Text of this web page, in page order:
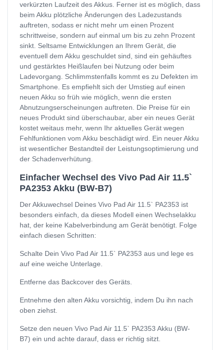
verkürzten Laufzeit des Akkus. Ferner ist es möglich, dass
beim Akku plötzliche Änderungen des Ladezustands
auftreten, sodass er nicht mehr um einen Prozent
schrittweise, sondern auf einmal um bis zu zehn Prozent
sinkt. Seltsame Entwicklungen an Ihrem Gerät, die
eventuell dem Akku geschuldet sind, sind ein gehäuftes
und gestärktes Heißlaufen bei Nutzung oder beim
Ladevorgang. Schlimmstenfalls kommt es zu Defekten im
Smartphone. Es empfiehlt sich der Umstieg auf einen
neuen Akku so früh wie möglich, wenn die ersten
Abnutzungserscheinungen auftreten. Die Preise für ein
neues Produkt sind überschaubar, aber ein neues Gerät
kostet weitaus mehr, wenn Ihr aktuelles Gerät wegen
Fehlfunktionen vom Akku beschädigt wird. Ein neuer Akku
ist wesentlicher Bestandteil der Leistungsoptimierung und
der Schadenverhütung.
Einfacher Wechsel des Vivo Pad Air 11.5`
PA2353 Akku (BW-B7)
Der Akkuwechsel Deines Vivo Pad Air 11.5` PA2353 ist
besonders einfach, da dieses Modell einen Wechselakku
hat, der keine Kabelverbindung am Gerät benötigt. Folge
einfach diesen Schritten:
Schalte Dein Vivo Pad Air 11.5` PA2353 aus und lege es
auf eine weiche Unterlage.
Entferne das Backcover des Geräts.
Entnehme den alten Akku vorsichtig, indem Du ihn nach
oben ziehst.
Setze den neuen Vivo Pad Air 11.5` PA2353 Akku (BW-
B7) ein und achte darauf, dass er richtig sitzt.